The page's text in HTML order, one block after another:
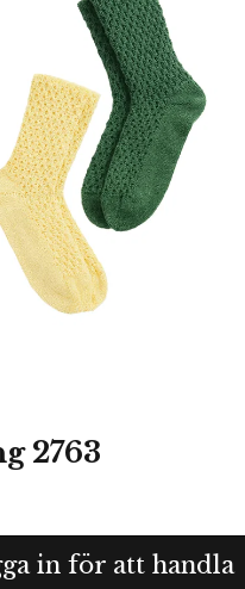
2763
in för att handla